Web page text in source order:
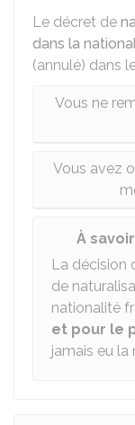
Le décret de
dans la
(annulé) dans
Vous ne
Vous avez
À savoir
La décision
de
nationalité
et pour le
jamais eu la